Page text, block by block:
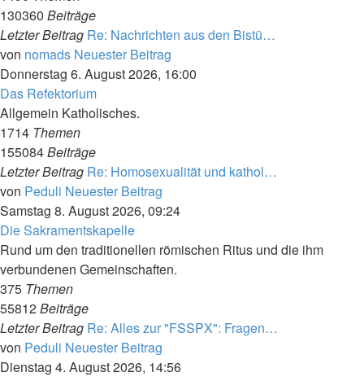
130360 Beiträge
Letzter Beitrag Re: Nachrichten aus den Bistü…
von nomads Neuester Beitrag
Donnerstag 6. August 2026, 16:00
Das Refektorium
Allgemein Katholisches.
1714 Themen
155084Beiträge
Letzter Beitrag Re: Homosexualität und kathol…
von Peduli Neuester Beitrag
Samstag 8. August 2026, 09:24
Die Sakramentskapelle
Rund um den traditionellen römischen Ritus und die ihm
verbundenen Gemeinschaften.
375 Themen
55812Beiträge
Letzter Beitrag Re: Alles zur "FSSPX": Fragen…
von Peduli Neuester Beitrag
Dienstag 4. August 2026, 14:56